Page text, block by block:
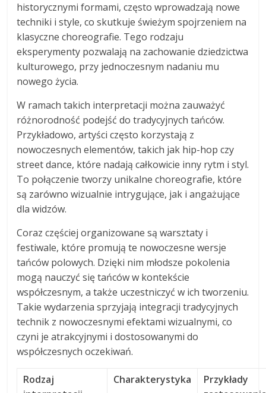
historycznymi formami, często wprowadzają nowe
techniki i style, co skutkuje świeżym spojrzeniem na
klasyczne choreografie. Tego rodzaju
eksperymenty pozwalają na zachowanie dziedzictwa
kulturowego, przy jednoczesnym nadaniu mu
nowego życia.
W ramach takich interpretacji można zauważyć
różnorodność podejść do tradycyjnych tańców.
Przykładowo, artyści często korzystają z
nowoczesnych elementów, takich jak hip-hop czy
street dance, które nadają całkowicie inny rytm i styl.
To połączenie tworzy unikalne choreografie, które
są zarówno wizualnie intrygujące, jak i angażujące
dla widzów.
Coraz częściej organizowane są warsztaty i
festiwale, które promują te nowoczesne wersje
tańców polowych. Dzięki nim młodsze pokolenia
mogą nauczyć się tańców w kontekście
współczesnym, a także uczestniczyć w ich tworzeniu.
Takie wydarzenia sprzyjają integracji tradycyjnych
technik z nowoczesnymi efektami wizualnymi, co
czyni je atrakcyjnymi i dostosowanymi do
współczesnych oczekiwań.
Rodzaj
Charakterystyka
Przykłady